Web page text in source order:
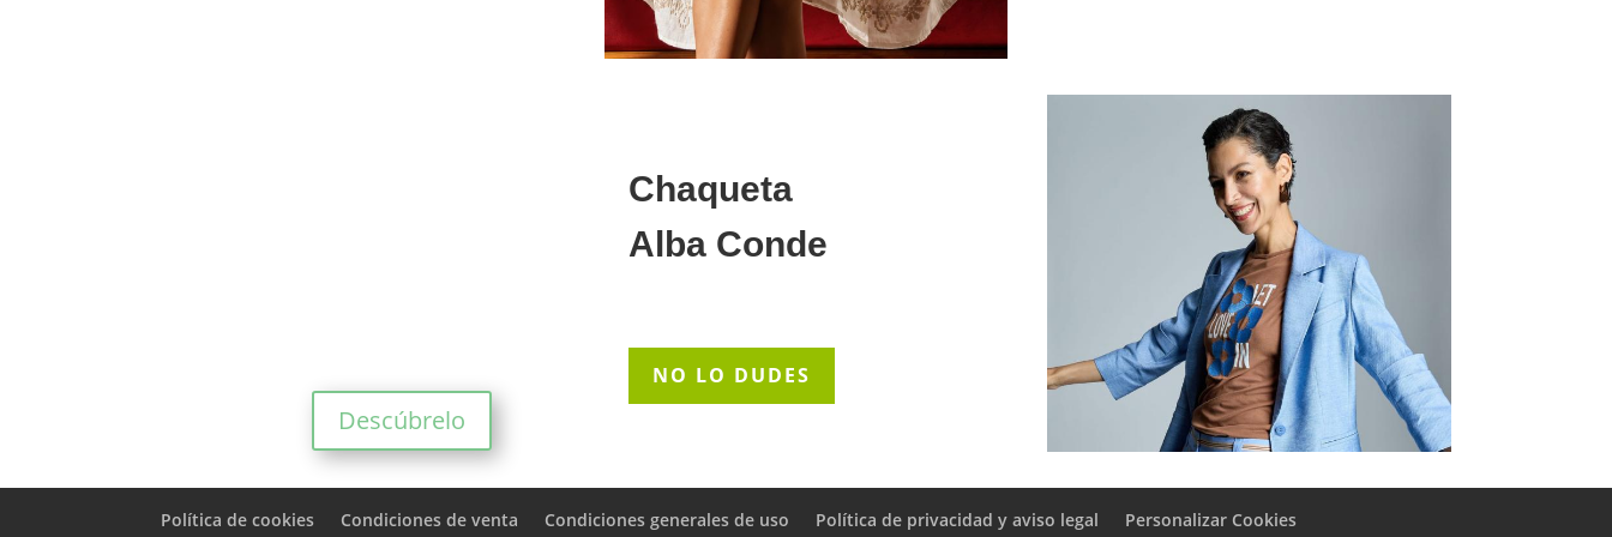
Descúbrelo
Chaqueta
Alba Conde
NO LO DUDES
Política de cookies Condiciones de venta Condiciones generales de uso Política de privacidad y aviso legal Personalizar Cookies